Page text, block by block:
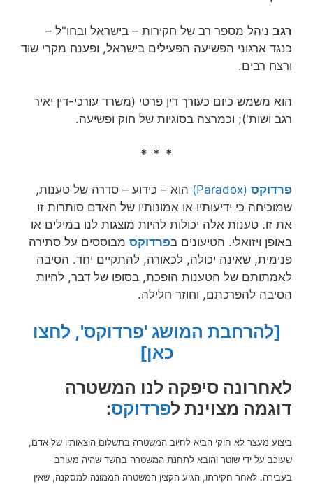
רגב ניהל מספר רב של חקירות – בישראל ובחו"ל –
כנגד ארגוני הפשיעה הפעילים בישראל, ופענח מקרי שוד
ורצח רבים.
הוא משמש כיום כעורך דין פרטי (משרד עורכי-דין‏ יאיר
רגב ושות'); וכמרצה בסוגיות של חוק ופשיעה.
* * *
פרדוקס (Paradox)
הוא – כידוע – סדרה של טענות,
שמוכיחה כי ידיעותיו או אמונותיו של האדם סותרות זו
את זו. טענות אלה יכולות להיות מוצגות לנו במילים או
באופן ויזואלי. הטיעונים בפרדוקס מבוססים על סתירה
פנימית, שאינה יכולה, לכאורה, להתקיים יחד. הסיבה
לאמתותם של הטענות הופכת, בסופו של דבר, להיות
הסיבה להפרכתם, וחוזר חלילה.
[להרחבת המושג 'פרדוקס', לחצו
כאן]
לאחרונה סיפקה לנו המשטרה
דוגמה מצוינת לפרדוקס:
ביצוע מעצר לא חוקי הביא לחיוב המשטרה בתשלום הוצאותיו של אדם,
שעוכב על ידי שוטר והובא לתחנת המשטרה בחשד שהיה מעורב
בעבירה. לאחר חקירתו, הגיע הקצין המשטרה הממונה למסקנה, שאין